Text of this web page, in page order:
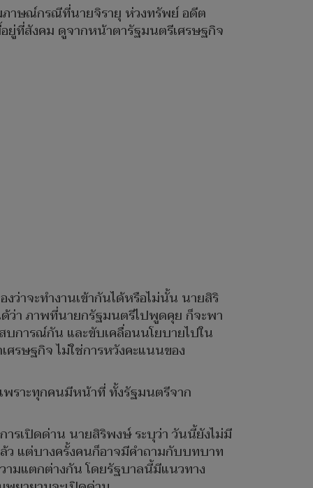
ภาษณ์กรณีที่นายจิรายุ ห่วงทรัพย์ อดีต
ยู่ที่สังคม ดูจากหน้าตารัฐมนตรีเศรษฐกิจ
ว่าจะทำงานเข้ากันได้หรือไม่นั้น นายสิริ
ด้ว่า ภาพที่นายกรัฐมนตรีไปพูดคุย ก็จะพา
บการณ์กัน และขับเคลื่อนนโยบายไปใน
รษฐกิจ ไม่ใช่การหวังคะแนนของ
พราะทุกคนมีหน้าที่ ทั้งรัฐมนตรีจาก
รเปิดด่าน นายสิริพงษ์ ระบุว่า วันนี้ยังไม่มี
แต่บางครั้งคนก็อาจมีคำถามกับบทบาท
ามแตกต่างกัน โดยรัฐบาลนี้มีแนวทาง